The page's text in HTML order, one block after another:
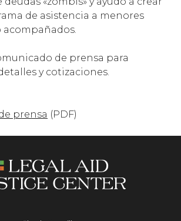
de asistencia a menores
de prensa para
y cotizaciones.
prensa (PDF)